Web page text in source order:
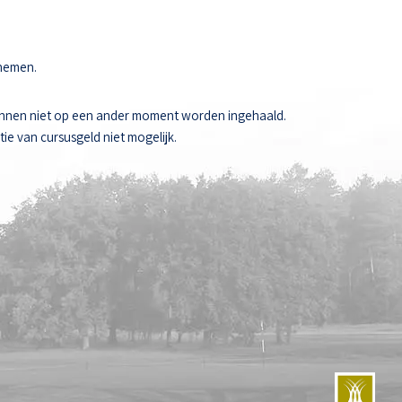
niet op een ander moment worden ingehaald.
van cursusgeld niet mogelijk.